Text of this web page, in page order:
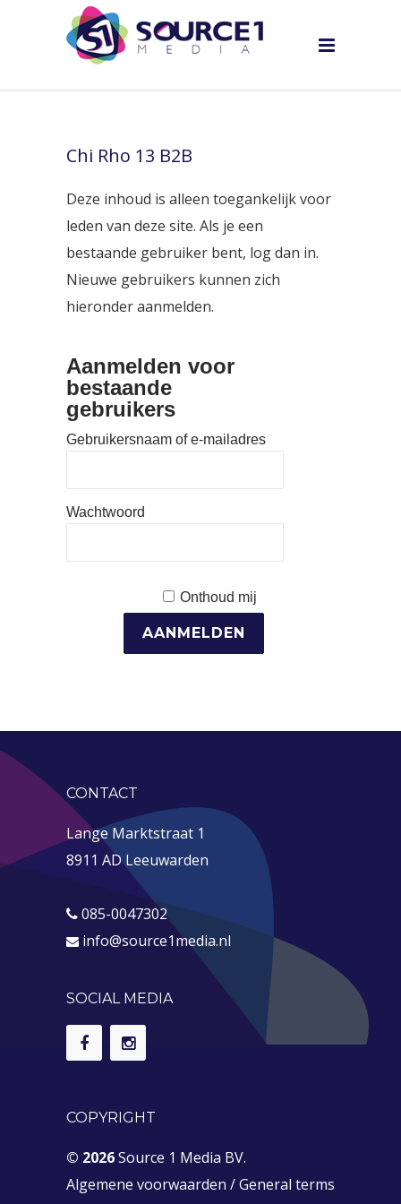
Chi Rho 13 B2B
Deze inhoud is alleen toegankelijk voor
leden van deze site. Als je een
bestaande gebruiker bent, log dan in.
Nieuwe gebruikers kunnen zich
hieronder aanmelden.
Aanmelden voor
bestaande
gebruikers
Gebruikersnaam of e-mailadres
Wachtwoord
Onthoud mij
CONTACT
Lange Marktstraat 1
8911 AD Leeuwarden
085-0047302
info@source1media.nl
SOCIAL MEDIA
COPYRIGHT
© 2026Source 1 Media BV.
Algemene voorwaarden /General terms